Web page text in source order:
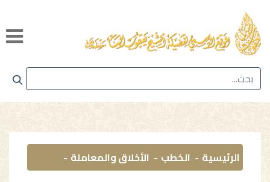
الرئيسية الخطب الأخلاق والمعاملة